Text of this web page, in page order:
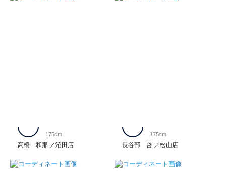
高橋 和那 沼田店
175cm
長谷部 啓 松山店
175cm